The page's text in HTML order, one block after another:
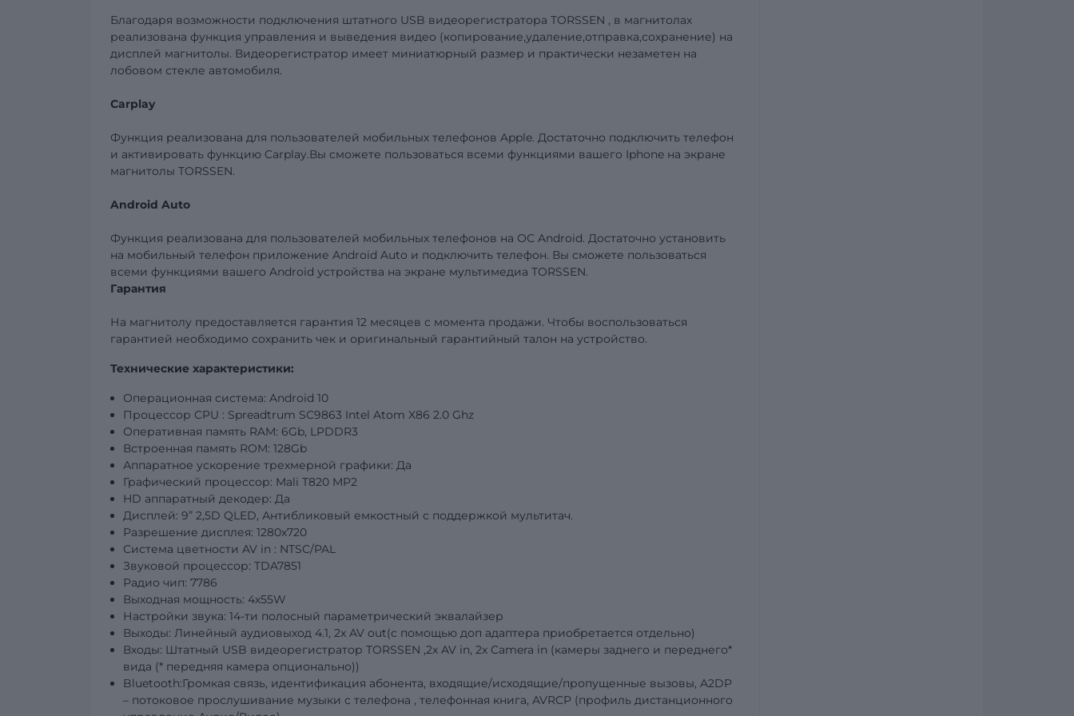
Благодаря возможности подключения штатного USB видеорегистратора TORSSEN , в магнитолах
реализована функция управления и выведения видео (копирование,удаление,отправка,сохранение) на
дисплей магнитолы. Видеорегистратор имеет миниатюрный размер и практически незаметен на
лобовом стекле автомобиля.
Carplay
Функция реализована для пользователей мобильных телефонов Apple. Достаточно подключить телефон
и активировать функцию Carplay.Вы сможете пользоваться всеми функциями вашего Iphone на экране
магнитолы TORSSEN.
Android Auto
Функция реализована для пользователей мобильных телефонов на ОС Android. Достаточно установить
на мобильный телефон приложение Android Auto и подключить телефон. Вы сможете пользоваться
всеми функциями вашего Android устройства на экране мультимедиа TORSSEN.
Гарантия
На магнитолу предоставляется гарантия 12 месяцев с момента продажи. Чтобы воспользоваться
гарантией необходимо сохранить чек и оригинальный гарантийный талон на устройство.
Технические характеристики:
Операционная система: Android 10
Процессор CPU : Spreadtrum SC9863 Intel Atom X86 2.0 Ghz
Оперативная память RAM: 6Gb, LPDDR3
Встроенная память ROM: 128Gb
Аппаратное ускорение трехмерной графики: Да
Графический процессор: Mali T820 MP2
HD аппаратный декодер: Да
Дисплей: 9” 2,5D QLED, Антибликовый емкостный с поддержкой мультитач.
Разрешение дисплея: 1280x720
Система цветности AV in : NTSC/PAL
Звуковой процессор: TDA7851
Радио чип: 7786
Выходная мощность: 4х55W
Настройки звука: 14-ти полосный параметрический эквалайзер
Выходы: Линейный аудиовыход 4.1, 2x AV out(с помощью доп адаптера приобретается отдельно)
Входы: Штатный USB видеорегистратор TORSSEN ,2x AV in, 2x Camera in (камеры заднего и переднего*
вида (* передняя камера опционально))
Bluetooth:Громкая связь, идентификация абонента, входящие/исходящие/пропущенные вызовы, A2DP
– потоковое прослушивание музыки с телефона , телефонная книга, AVRCP (профиль дистанционного